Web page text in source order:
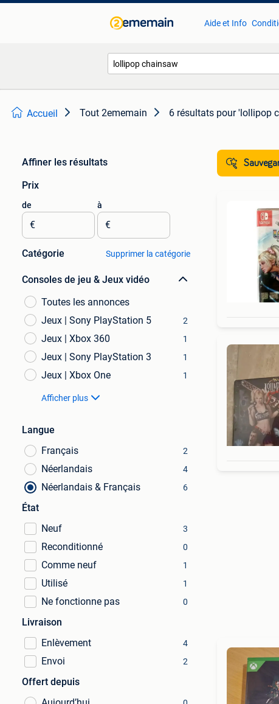
Aide et Info
Accueil Tout 2ememain 6 résultats pour 'lollipop
Affiner les résultats
Prix
de
€
à
€
Catégorie Supprimer la catégorie
Consoles de jeu & Jeux vidéo
Toutes les annonces
Jeux | Sony PlayStation 5
2
Jeux | Xbox 360 1
Jeux | Sony PlayStation 3 1
Jeux | Xbox One 1
Afficher plus
Langue
Français
2
Néerlandais 4
Néerlandais & Français 6
État
Neuf
3
Reconditionné 0
Comme neuf 1
Utilisé 1
Ne fonctionne pas 0
Livraison
Enlèvement
4
Envoi 2
Offert depuis